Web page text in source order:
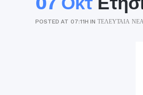
POSTED AT 07:11H INΤΕΛΕΥΤΑΊΑ